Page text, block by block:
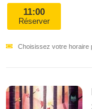
11:00
Réserver
Choisissez votre horaire